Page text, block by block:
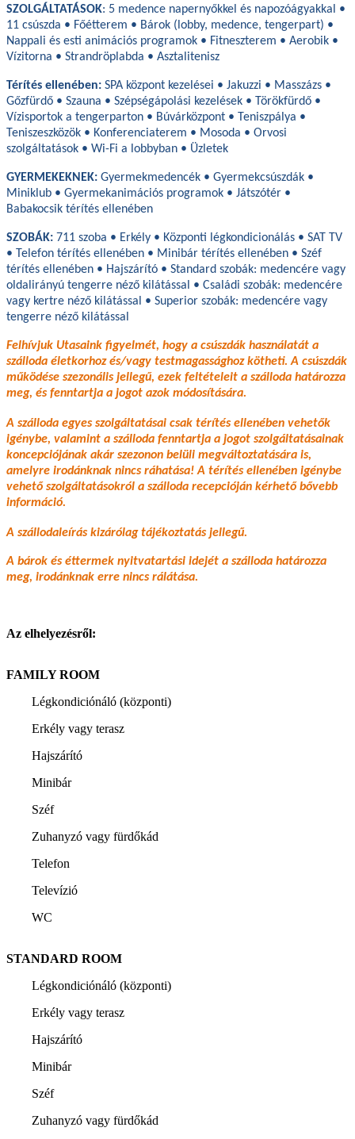
SZOLGÁLTATÁSOK: 5 medence napernyőkkel és napozóágyakkal •
11 csúszda • Főétterem • Bárok (lobby, medence, tengerpart) •
Nappali és esti animációs programok • Fitneszterem • Aerobik •
Vízitorna • Strandröplabda • Asztalitenisz
Térítés ellenében: SPA központ kezelései • Jakuzzi • Masszázs •
Gőzfürdő • Szauna • Szépségápolási kezelések • Törökfürdő •
Vízisportok a tengerparton • Búvárközpont • Teniszpálya •
Teniszeszközök • Konferenciaterem • Mosoda • Orvosi
szolgáltatások • Wi-Fi a lobbyban • Üzletek
GYERMEKEKNEK: Gyermekmedencék • Gyermekcsúszdák •
Miniklub • Gyermekanimációs programok • Játszótér •
Babakocsik térítés ellenében
SZOBÁK: 711 szoba • Erkély • Központi légkondicionálás • SAT TV
• Telefon térítés ellenében • Minibár térítés ellenében • Széf
térítés ellenében • Hajszárító • Standard szobák: medencére vagy
oldalirányú tengerre néző kilátással • Családi szobák: medencére
vagy kertre néző kilátással • Superior szobák: medencére vagy
tengerre néző kilátással
Felhívjuk Utasaink figyelmét, hogy a csúszdák használatát a
szálloda életkorhoz és/vagy testmagassághoz kötheti. A csúszdák
működése szezonális jellegű, ezek feltételeit a szálloda határozza
meg, és fenntartja a jogot azok módosítására.
A szálloda egyes szolgáltatásai csak térítés ellenében vehetők
igénybe, valamint a szálloda fenntartja a jogot szolgáltatásainak
koncepciójának akár szezonon belüli megváltoztatására is,
amelyre irodánknak nincs ráhatása! A térítés ellenében igénybe
vehető szolgáltatásokról a szálloda recepcióján kérhető bővebb
információ.
A szállodaleírás kizárólag tájékoztatás jellegű.
A bárok és éttermek nyitvatartási idejét a szálloda határozza
meg, irodánknak erre nincs rálátása.
Az elhelyezésről:
FAMILY ROOM
Légkondiciónáló (központi)
Erkély vagy terasz
Hajszárító
Minibár
Széf
Zuhanyzó vagy fürdőkád
Telefon
Televízió
WC
STANDARD ROOM
Légkondiciónáló (központi)
Erkély vagy terasz
Hajszárító
Minibár
Széf
Zuhanyzó vagy fürdőkád